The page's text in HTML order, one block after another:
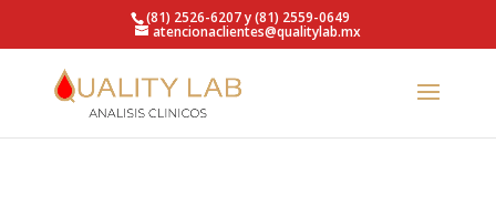
https://qualitylab.mx/(81) 2526-6207 y (81) 2559-0649
atencionaclientes@qualitylab.mx